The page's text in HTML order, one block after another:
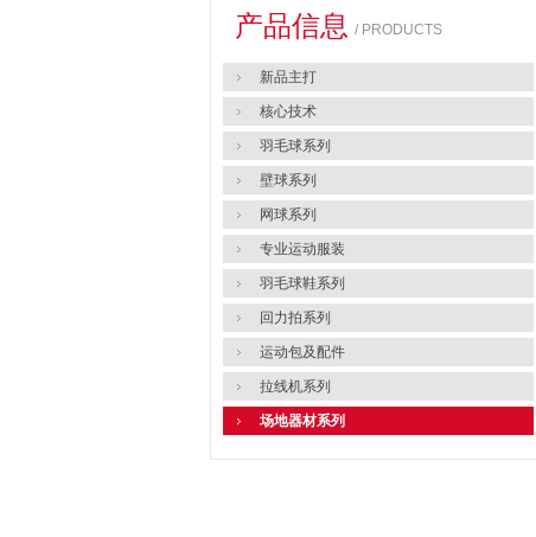
产品信息 / PRODUCTS
新品主打
核心技术
羽毛球系列
壁球系列
网球系列
专业运动服装
羽毛球鞋系列
回力拍系列
运动包及配件
拉线机系列
场地器材系列